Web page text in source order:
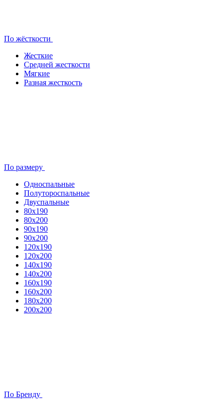
По жёсткости
Жесткие
Средней жесткости
Мягкие
Разная жесткость
По размеру
Односпальные
Полутороспальные
Двуспальные
80x190
80х200
90х190
90х200
120х190
120х200
140х190
140х200
160х190
160х200
180х200
200х200
По Бренду